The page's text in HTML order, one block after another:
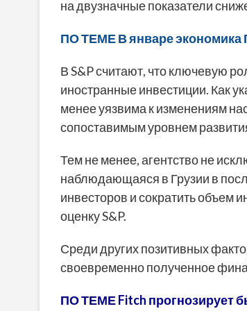
на двузначные показатели
ПО ТЕМЕ В январе экономика
В S&P считают, что ключевую
иностранные инвестиции. Как
менее уязвима к изменениям
сопоставимым уровнем
Тем не менее, агентство не
наблюдающаяся в Грузии в
инвесторов и сократить объем
оценку S&P.
Среди других позитивных
своевременно полученное
ПО ТЕМЕ Fitch прогнозирует